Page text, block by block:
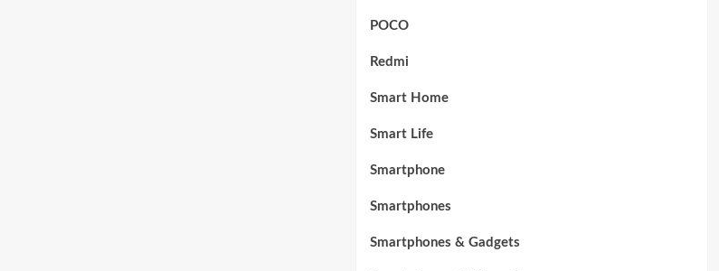
POCO
Redmi
Smart Home
Smart Life
Smartphone
Smartphones
Smartphones & Gadgets